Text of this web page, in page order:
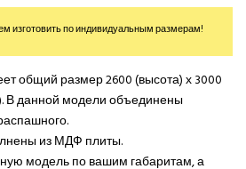
изготовить по индивидуальным размерам!
общий размер 2600 (высота) х 3000
В данной модели объединены
из МДФ плиты.
модель по вашим габаритам, а